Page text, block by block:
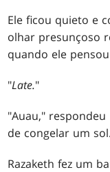
Ele ficou quieto e
olhar presunçoso
quando ele
"Late."
"Auau,"
de congelar um sol.
Razaketh fez um